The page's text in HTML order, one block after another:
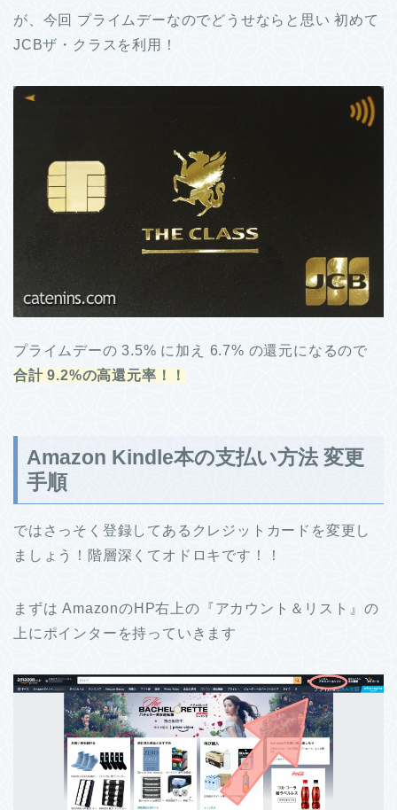
が、今回 プライムデーなのでどうせならと思い 初めて
JCBザ・クラスを利用！
プライムデーの 3.5% に加え 6.7% の還元になるので
合計 9.2%の高還元率！！
Amazon Kindle本の支払い方法 変更
手順
ではさっそく登録してあるクレジットカードを変更し
ましょう！階層深くてオドロキです！！
まずは AmazonのHP右上の『アカウント＆リスト』の
上にポインターを持っていきます